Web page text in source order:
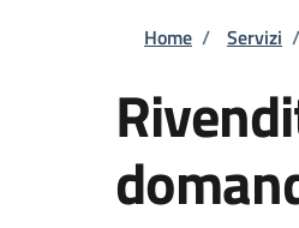
Home / Servizi /